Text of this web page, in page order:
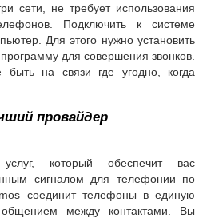
сети, не требует использования
Подключить к системе
Для этого нужно установить
для совершения звонков.
на связи где угодно, когда
провайдер
который обеспечит вас
сигналом для телефонии по
соединит телефоны в единую
между контактами. Вы